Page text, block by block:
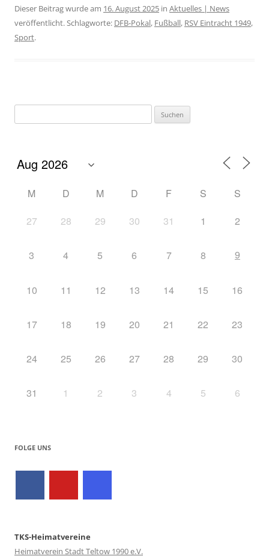
Dieser Beitrag wurde am 16. August 2025 in Aktuelles | News
veröffentlicht. Schlagworte: DFB-Pokal, Fußball, RSV Eintracht 1949,
Sport.
M D M D F S S
27 28 29 30 31 1 2
3 4 5 6 7 8 9
10 11 12 13 14 15 16
17 18 19 20 21 22 23
24 25 26 27 28 29 30
31 1 2 3 4 5 6
FOLGE UNS
TKS-Heimatvereine
Heimatverein Stadt Teltow 1990 e.V.